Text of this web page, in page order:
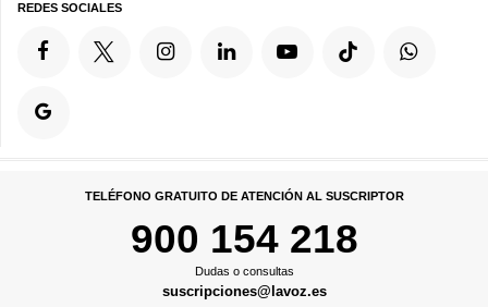
REDES SOCIALES
TELÉFONO GRATUITO DE ATENCIÓN AL SUSCRIPTOR
900 154 218
Dudas o consultas
suscripciones@lavoz.es